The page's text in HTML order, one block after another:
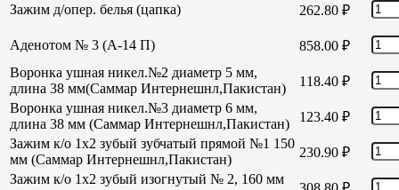
Зажим д/опер. белья (цапка) 262.80 ₽
Аденотом № 3 (А-14 П) 858.00 ₽
Воронка ушная никел.№2 диаметр 5 мм,
длина 38 мм(Саммар Интернешнл,Пакистан)
118.40 ₽
Воронка ушная никел.№3 диаметр 6 мм,
длина 38 мм (Саммар Интернешнл,Пакистан)
123.40 ₽
Зажим к/о 1х2 зубый зубчатый прямой №1 150
мм (Саммар Интернешнл,Пакистан)
230.90 ₽
Зажим к/о 1х2 зубый изогнутый № 2, 160 мм